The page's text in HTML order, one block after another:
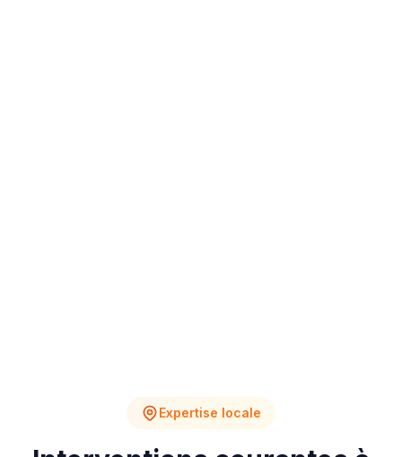
Expertise locale